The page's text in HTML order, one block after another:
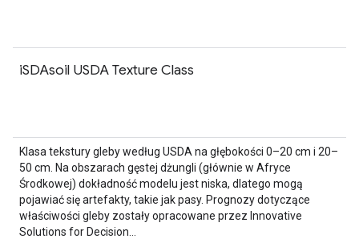
iSDAsoil USDA Texture Class
Klasa tekstury gleby według USDA na głębokości 0–20 cm i 20–
50 cm. Na obszarach gęstej dżungli (głównie w Afryce
Środkowej) dokładność modelu jest niska, dlatego mogą
pojawiać się artefakty, takie jak pasy. Prognozy dotyczące
właściwości gleby zostały opracowane przez Innovative
Solutions for Decision…